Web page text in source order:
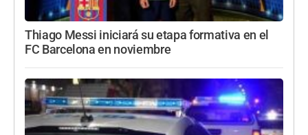
Thiago Messi iniciará su etapa formativa en el
FC Barcelona en noviembre